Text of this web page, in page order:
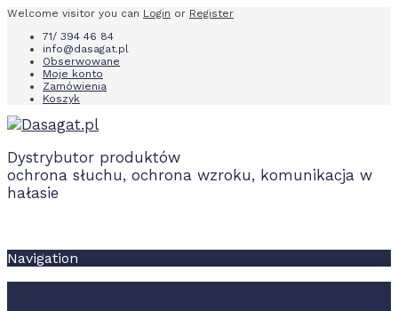
Welcome visitor you can Login or Register
71/ 394 46 84
info@dasagat.pl
Obserwowane
Moje konto
Zamówienia
Koszyk
Dystrybutor produktów
ochrona słuchu, ochrona wzroku, komunikacja w
hałasie
Navigation